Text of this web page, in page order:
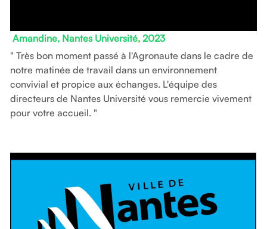
Amandine, Nantes Université, 2023
" Très bon moment passé à l'Agronaute dans le cadre de
notre matinée de travail dans un environnement
convivial et propice aux échanges. L'équipe des
directeurs de Nantes Université vous remercie vivement
pour votre accueil. "